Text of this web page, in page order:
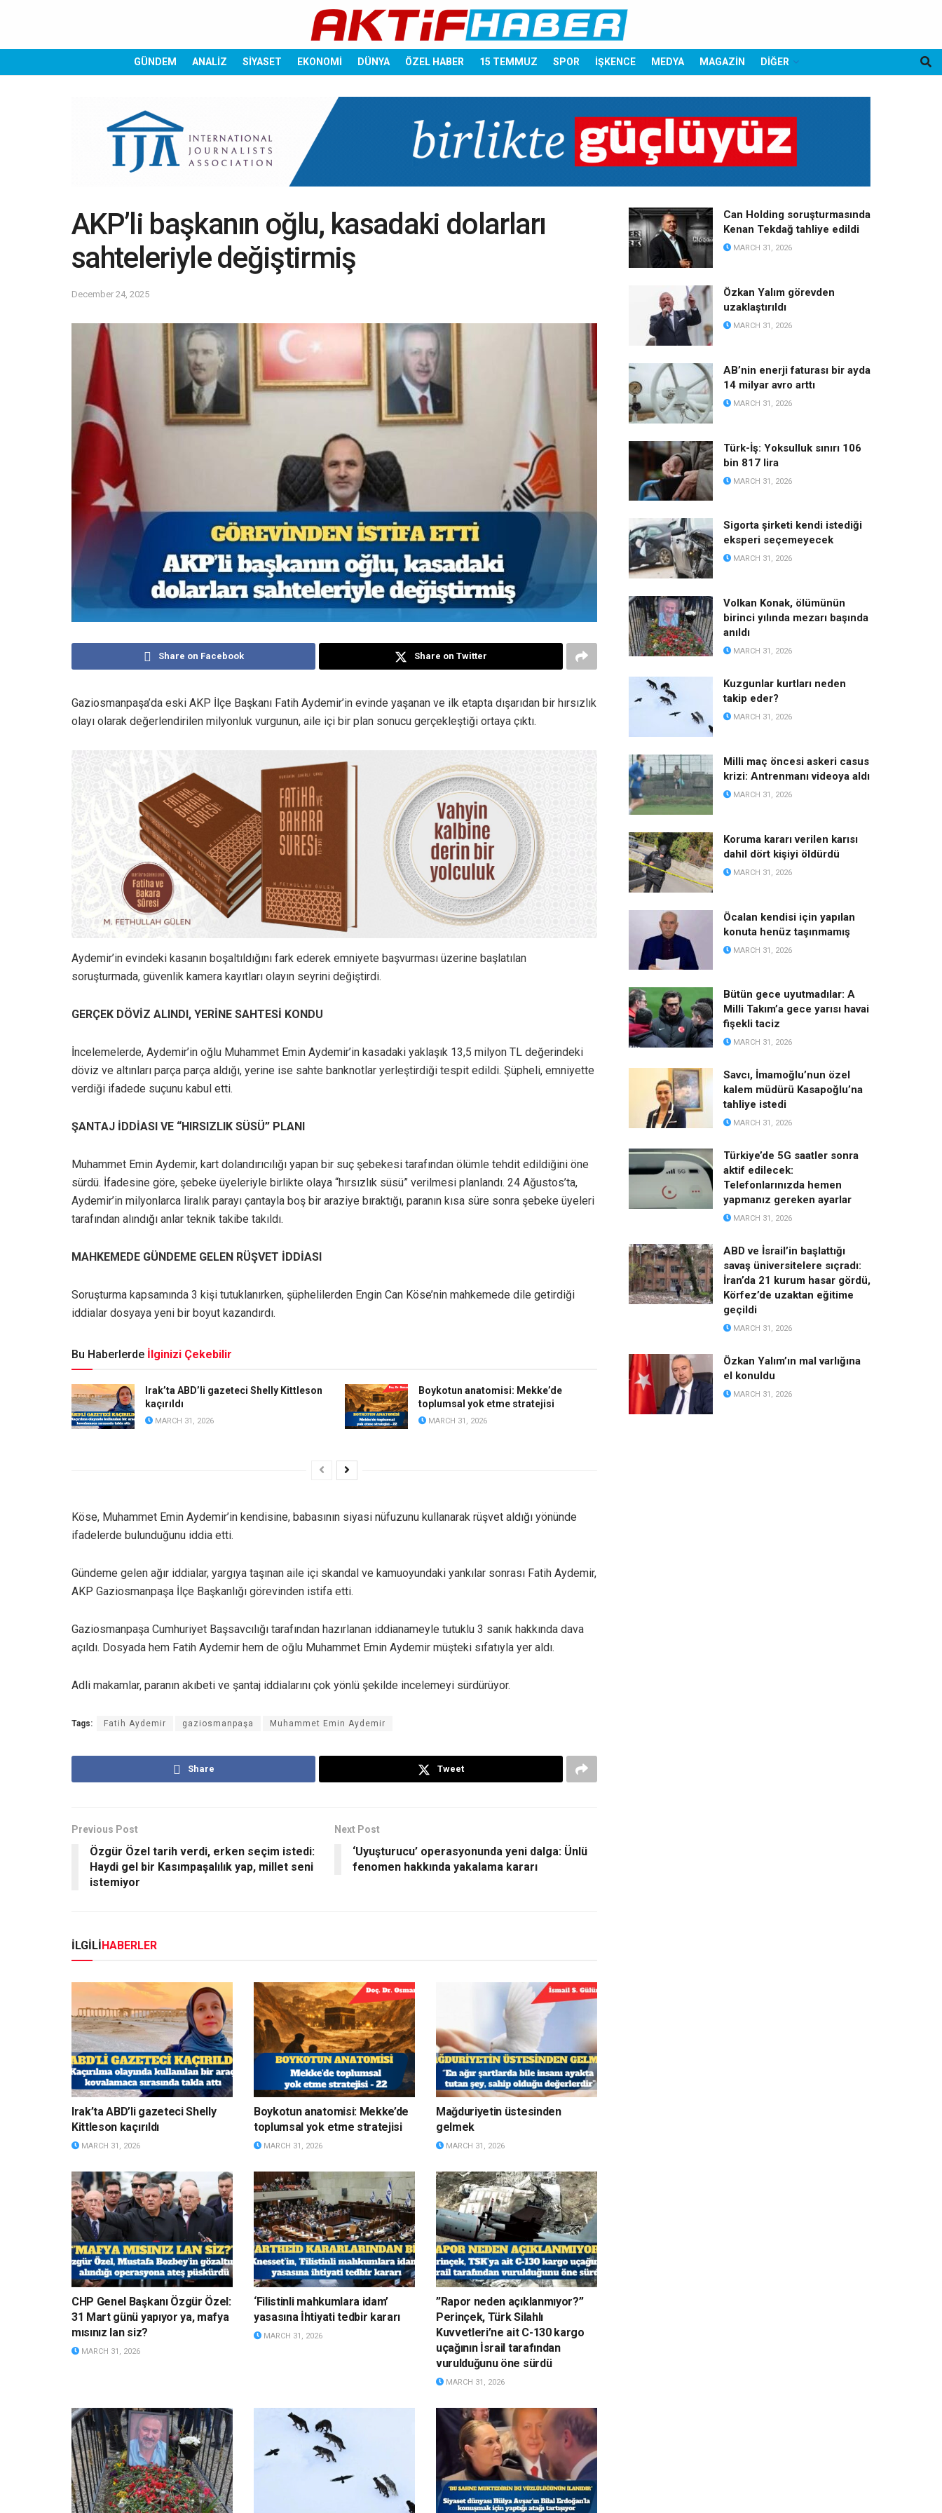
GÜNDEM ANALİZ SİYASET EKONOMİ DÜNYA ÖZEL HABER 15 TEMMUZ SPOR İŞKENCE MEDYA MAGAZİN DİĞER
AKP’li başkanın oğlu, kasadaki dolarları
sahteleriyle değiştirmiş
December 24, 2025
Share on Facebook Share on Twitter
Gaziosmanpaşa’da eski AKP İlçe Başkanı Fatih Aydemir’in evinde yaşanan ve ilk etapta dışarıdan bir hırsızlık
olayı olarak değerlendirilen milyonluk vurgunun, aile içi bir plan sonucu gerçekleştiği ortaya çıktı.
Aydemir’in evindeki kasanın boşaltıldığını fark ederek emniyete başvurması üzerine başlatılan
soruşturmada, güvenlik kamera kayıtları olayın seyrini değiştirdi.
GERÇEK DÖVİZ ALINDI, YERİNE SAHTESİ KONDU
İncelemelerde, Aydemir’in oğlu Muhammet Emin Aydemir’in kasadaki yaklaşık 13,5 milyon TL değerindeki
döviz ve altınları parça parça aldığı, yerine ise sahte banknotlar yerleştirdiği tespit edildi. Şüpheli, emniyette
verdiği ifadede suçunu kabul etti.
ŞANTAJ İDDİASI VE “HIRSIZLIK SÜSÜ” PLANI
Muhammet Emin Aydemir, kart dolandırıcılığı yapan bir suç şebekesi tarafından ölümle tehdit edildiğini öne
sürdü. İfadesine göre, şebeke üyeleriyle birlikte olaya “hırsızlık süsü” verilmesi planlandı. 24 Ağustos’ta,
Aydemir’in milyonlarca liralık parayı çantayla boş bir araziye bıraktığı, paranın kısa süre sonra şebeke üyeleri
tarafından alındığı anlar teknik takibe takıldı.
MAHKEMEDE GÜNDEME GELEN RÜŞVET İDDİASI
Soruşturma kapsamında 3 kişi tutuklanırken, şüphelilerden Engin Can Köse’nin mahkemede dile getirdiği
iddialar dosyaya yeni bir boyut kazandırdı.
Bu Haberlerde İlginizi Çekebilir
Irak’ta ABD’li gazeteci Shelly Kittleson
kaçırıldı
MARCH 31, 2026
Boykotun anatomisi: Mekke’de
toplumsal yok etme stratejisi
MARCH 31, 2026
Köse, Muhammet Emin Aydemir’in kendisine, babasının siyasi nüfuzunu kullanarak rüşvet aldığı yönünde
ifadelerde bulunduğunu iddia etti.
Gündeme gelen ağır iddialar, yargıya taşınan aile içi skandal ve kamuoyundaki yankılar sonrası Fatih Aydemir,
AKP Gaziosmanpaşa İlçe Başkanlığı görevinden istifa etti.
Gaziosmanpaşa Cumhuriyet Başsavcılığı tarafından hazırlanan iddianameyle tutuklu 3 sanık hakkında dava
açıldı. Dosyada hem Fatih Aydemir hem de oğlu Muhammet Emin Aydemir müşteki sıfatıyla yer aldı.
Adli makamlar, paranın akıbeti ve şantaj iddialarını çok yönlü şekilde incelemeyi sürdürüyor.
Tags: Fatih Aydemir gaziosmanpaşa Muhammet Emin Aydemir
Share Tweet
Previous Post
Özgür Özel tarih verdi, erken seçim istedi:
Haydi gel bir Kasımpaşalılık yap, millet seni
istemiyor
Next Post
‘Uyuşturucu’ operasyonunda yeni dalga: Ünlü
fenomen hakkında yakalama kararı
İLGİLİHABERLER
Irak’ta ABD’li gazeteci Shelly
Kittleson kaçırıldı
MARCH 31, 2026
Boykotun anatomisi: Mekke’de
toplumsal yok etme stratejisi
MARCH 31, 2026
Mağduriyetin üstesinden
gelmek
MARCH 31, 2026
CHP Genel Başkanı Özgür Özel:
31 Mart günü yapıyor ya, mafya
mısınız lan siz?
MARCH 31, 2026
‘Filistinli mahkumlara idam’
yasasına İhtiyati tedbir kararı
MARCH 31, 2026
”Rapor neden açıklanmıyor?”
Perinçek, Türk Silahlı
Kuvvetleri’ne ait C-130 kargo
uçağının İsrail tarafından
vurulduğunu öne sürdü
MARCH 31, 2026
Can Holding soruşturmasında
Kenan Tekdağ tahliye edildi
MARCH 31, 2026
Özkan Yalım görevden
uzaklaştırıldı
MARCH 31, 2026
AB’nin enerji faturası bir ayda
14 milyar avro arttı
MARCH 31, 2026
Türk-İş: Yoksulluk sınırı 106
bin 817 lira
MARCH 31, 2026
Sigorta şirketi kendi istediği
eksperi seçemeyecek
MARCH 31, 2026
Volkan Konak, ölümünün
birinci yılında mezarı başında
anıldı
MARCH 31, 2026
Kuzgunlar kurtları neden
takip eder?
MARCH 31, 2026
Milli maç öncesi askeri casus
krizi: Antrenmanı videoya aldı
MARCH 31, 2026
Koruma kararı verilen karısı
dahil dört kişiyi öldürdü
MARCH 31, 2026
Öcalan kendisi için yapılan
konuta henüz taşınmamış
MARCH 31, 2026
Bütün gece uyutmadılar: A
Milli Takım’a gece yarısı havai
fişekli taciz
MARCH 31, 2026
Savcı, İmamoğlu’nun özel
kalem müdürü Kasapoğlu’na
tahliye istedi
MARCH 31, 2026
Türkiye’de 5G saatler sonra
aktif edilecek:
Telefonlarınızda hemen
yapmanız gereken ayarlar
MARCH 31, 2026
ABD ve İsrail’in başlattığı
savaş üniversitelere sıçradı:
İran’da 21 kurum hasar gördü,
Körfez’de uzaktan eğitime
geçildi
MARCH 31, 2026
Özkan Yalım’ın mal varlığına
el konuldu
MARCH 31, 2026